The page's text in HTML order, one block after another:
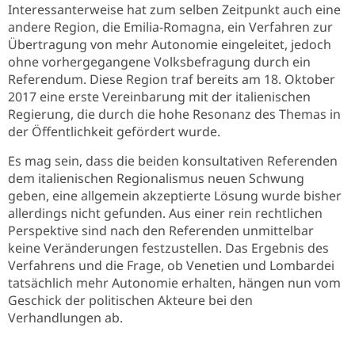
Interessanterweise hat zum selben Zeitpunkt auch eine
andere Region, die Emilia-Romagna, ein Verfahren zur
Übertragung von mehr Autonomie eingeleitet, jedoch
ohne vorhergegangene Volksbefragung durch ein
Referendum. Diese Region traf bereits am 18. Oktober
2017 eine erste Vereinbarung mit der italienischen
Regierung, die durch die hohe Resonanz des Themas in
der Öffentlichkeit gefördert wurde.
Es mag sein, dass die beiden konsultativen Referenden
dem italienischen Regionalismus neuen Schwung
geben, eine allgemein akzeptierte Lösung wurde bisher
allerdings nicht gefunden. Aus einer rein rechtlichen
Perspektive sind nach den Referenden unmittelbar
keine Veränderungen festzustellen. Das Ergebnis des
Verfahrens und die Frage, ob Venetien und Lombardei
tatsächlich mehr Autonomie erhalten, hängen nun vom
Geschick der politischen Akteure bei den
Verhandlungen ab.